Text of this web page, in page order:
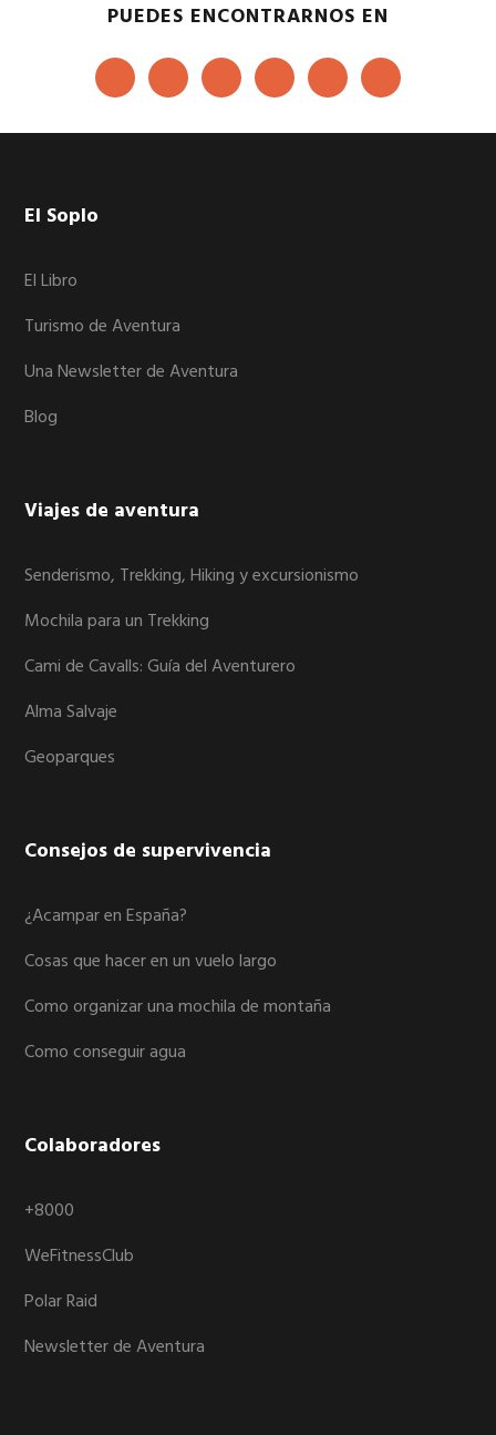
PUEDES ENCONTRARNOS EN
Footer
El Soplo
El Libro
Turismo de Aventura
Una Newsletter de Aventura
Blog
Viajes de aventura
Senderismo, Trekking, Hiking y excursionismo
Mochila para un Trekking
Cami de Cavalls: Guía del Aventurero
Alma Salvaje
Geoparques
Consejos de supervivencia
¿Acampar en España?
Cosas que hacer en un vuelo largo
Como organizar una mochila de montaña
Como conseguir agua
Colaboradores
+8000
WeFitnessClub
Polar Raid
Newsletter de Aventura